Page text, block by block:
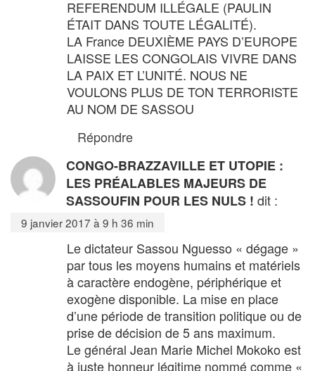
REFERENDUM ILLÉGALE (PAULIN
ÉTAIT DANS TOUTE LÉGALITÉ).
LA France DEUXIÈME PAYS D’EUROPE
LAISSE LES CONGOLAIS VIVRE DANS
LA PAIX ET L’UNITÉ. NOUS NE
VOULONS PLUS DE TON TERRORISTE
AU NOM DE SASSOU
Répondre
CONGO-BRAZZAVILLE ET UTOPIE :
LES PRÉALABLES MAJEURS DE
SASSOUFIN POUR LES NULS ! dit :
9 janvier 2017 à 9 h 36 min
Le dictateur Sassou Nguesso « dégage »
par tous les moyens humains et matériels
à caractère endogène, périphérique et
exogène disponible. La mise en place
d’une période de transition politique ou de
prise de décision de 5 ans maximum.
Le général Jean Marie Michel Mokoko est
à juste honneur légitime nommé comme «